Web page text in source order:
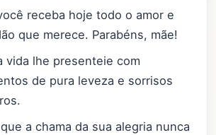
receba hoje todo o amor e
que merece. Parabéns, mãe!
vida lhe presenteie com
de pura leveza e sorrisos
a chama da sua alegria nunca